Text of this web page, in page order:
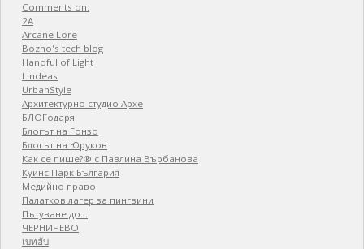
Comments on:
2A
Arcane Lore
Bozho's tech blog
Handful of Light
Lindeas
UrbanStyle
Архитектурно студио Архе
БЛОГодаря
Блогът на Гонзо
Блогът на Юруков
Как се пише?® с Павлина Върбанова
Куинс Парк България
Медийно право
Палатков лагер зa пингвини
Пътуване до…
ЧЕРНИЧЕВО
เบทฮับ